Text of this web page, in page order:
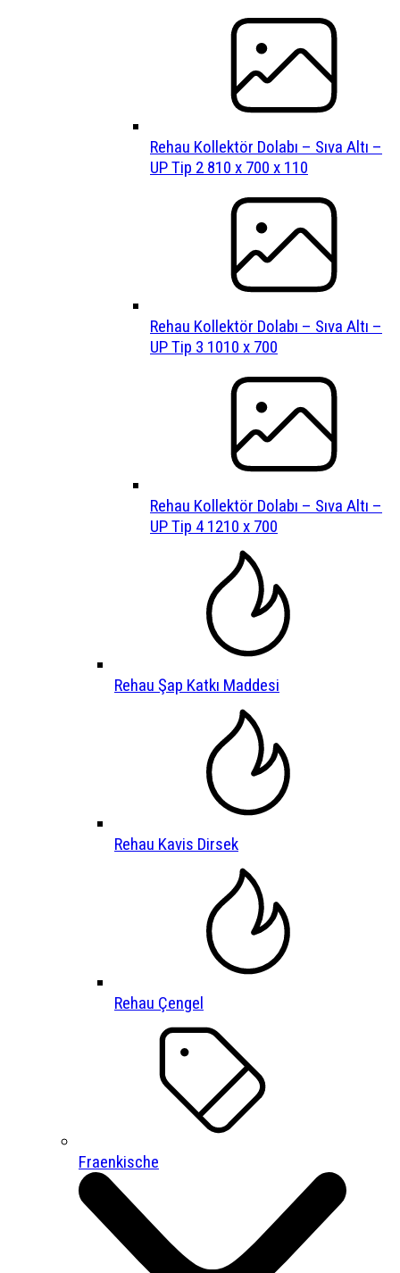
Rehau Kollektör Dolabı – Sıva Altı –
UP Tip 2 810 x 700 x 110
Rehau Kollektör Dolabı – Sıva Altı –
UP Tip 3 1010 x 700
Rehau Kollektör Dolabı – Sıva Altı –
UP Tip 4 1210 x 700
Rehau Şap Katkı Maddesi
Rehau Kavis Dirsek
Rehau Çengel
Fraenkische